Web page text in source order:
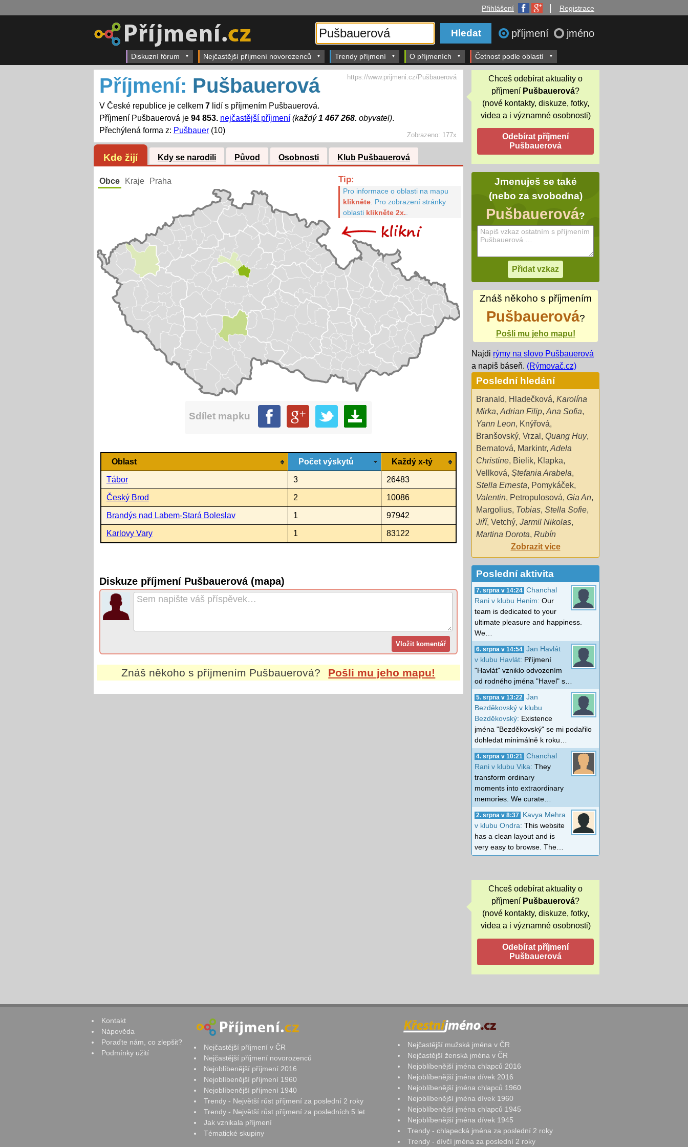
Přihlášení Registrace
příjmení jméno
Diskuzní fórum Nejčastější příjmení novorozenců Trendy příjmení O příjmeních Četnost podle oblastí
Zobrazeno: 177x
Příjmení: Pušbauerová
V České republice je celkem 7lidí s příjmením Pušbauerová.
Příjmení Pušbauerová je 94 853. nejčastější příjmení (každý1 467 268. obyvatel).
Přechýlená forma z: Pušbauer(10)
https://www.prijmeni.cz/Pušbauerová
Kde žijí Kdy se narodili Původ Osobnosti Klub Pušbauerová
Obce Kraje Praha Tip:
Pro informace o oblasti na mapu
klikněte. Pro zobrazení stránky
oblasti klikněte 2x.
Sdílet mapku
Oblast Počet výskytů Každý x-tý
Tábor 3 26483
Český Brod 2 10086
Brandýs nad Labem-Stará Boleslav 1 97942
Karlovy Vary 1 83122
Diskuze příjmení Pušbauerová (mapa)
Znáš někoho s příjmením Pušbauerová? Pošli mu jeho mapu!
Chceš odebírat aktuality o
příjmení Pušbauerová?
(nové kontakty, diskuze, fotky,
videa a i významné osobnosti)
Jmenuješ se také
(nebo za svobodna)
Pušbauerová?
Znáš někoho s příjmením
Pušbauerová?
Pošli mu jeho mapu!
Najdi rýmy na slovo Pušbauerová
a napiš báseň. (Rýmovač.cz)
Poslední hledání
Branald, Hladečková, Karolína
Mirka, Adrian Filip, Ana Sofia,
Yann Leon, Knýřová,
Branšovský, Vrzal , Quang Huy,
Bernatová, Markintr, Adela
Christine, Bielik, Klapka,
Vellková, Ştefania Arabela,
Stella Ernesta, Pomykáček,
Valentin, Petropulosová, Gia An,
Margolius, Tobias, Stella Sofie,
Jiří, Vetchý, Jarmil Nikolas,
Martina Dorota, Rubín
Zobrazit více
Poslední aktivita
7. srpna v 14:24 Chanchal
Rani v klubu Henim: Our
team is dedicated to your
ultimate pleasure and happiness.
We…
6. srpna v 14:54 Jan Havlát
v klubu Havlát: Příjmení
"Havlát" vzniklo odvozením
od rodného jména "Havel" s…
5. srpna v 13:22
Jan
Bezděkovský v klubu
Bezděkovský: Existence
jména "Bezděkovský" se mi podařilo
dohledat minimálně k roku…
4. srpna v 10:21
Chanchal
Rani v klubu Vika: They
transform ordinary
moments into extraordinary
memories. We curate…
2. srpna v 8:37
Kavya Mehra
v klubu Ondra: This website
has a clean layout and is
very easy to browse. The…
Chceš odebírat aktuality o
příjmení Pušbauerová?
(nové kontakty, diskuze, fotky,
videa a i významné osobnosti)
Kontakt
Nápověda
Poraďte nám, co zlepšit?
Podmínky užití
Nejčastější příjmení v ČR
Nejčastější příjmení novorozenců
Nejoblíbenější příjmení 2016
Nejoblíbenější příjmení 1960
Nejoblíbenější příjmení 1940
Trendy - Největší růst příjmení za poslední 2 roky
Trendy - Největší růst příjmení za posledních 5 let
Jak vznikala příjmení
Tématické skupiny
Nejčastější mužská jména v ČR
Nejčastější ženská jména v ČR
Nejoblíbenější jména chlapců 2016
Nejoblíbenější jména dívek 2016
Nejoblíbenější jména chlapců 1960
Nejoblíbenější jména dívek 1960
Nejoblíbenější jména chlapců 1945
Nejoblíbenější jména dívek 1945
Trendy - chlapecká jména za poslední 2 roky
Trendy - dívčí jména za poslední 2 roky